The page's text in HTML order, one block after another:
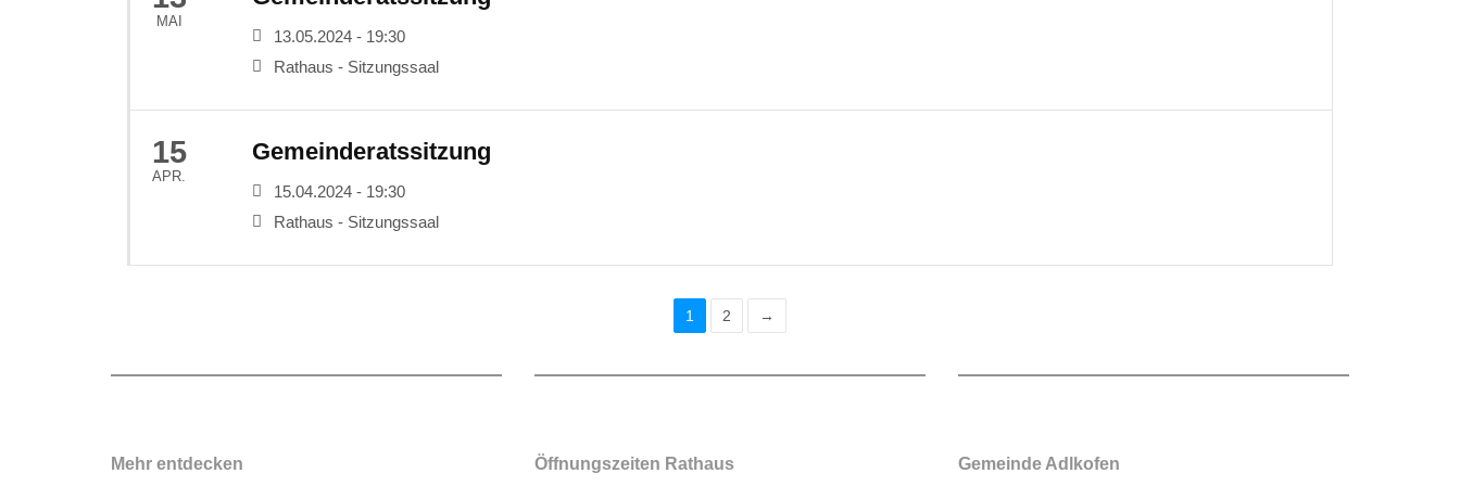
MAI
13.05.2024 - 19:30
Rathaus - Sitzungssaal
15
APR.
Gemeinderatssitzung
15.04.2024 - 19:30
Rathaus - Sitzungssaal
1 2 →
Mehr entdecken Öffnungszeiten Rathaus Gemeinde Adlkofen